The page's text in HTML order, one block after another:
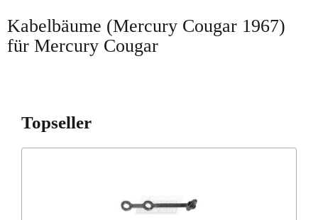
Kabelbäume (Mercury Cougar 1967)
für Mercury Cougar
Topseller